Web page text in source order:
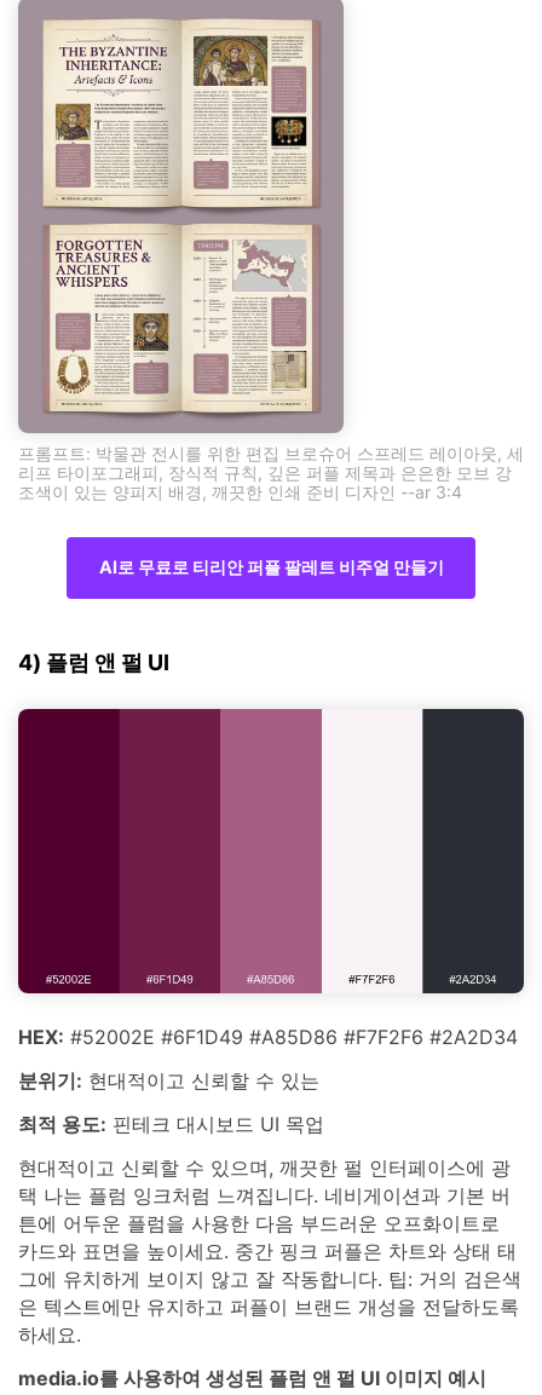
프롬프트: 박물관 전시를 위한 편집 브로슈어 스프레드 레이아웃, 세
리프 타이포그래피, 장식적 규칙, 깊은 퍼플 제목과 은은한 모브 강
조색이 있는 양피지 배경, 깨끗한 인쇄 준비 디자인 --ar 3:4
AI로 무료로 티리안 퍼플 팔레트 비주얼 만들기
4) 플럼 앤 펄 UI
HEX: #52002E #6F1D49 #A85D86 #F7F2F6 #2A2D34
분위기: 현대적이고 신뢰할 수 있는
최적 용도: 핀테크 대시보드 UI 목업
현대적이고 신뢰할 수 있으며, 깨끗한 펄 인터페이스에 광
택 나는 플럼 잉크처럼 느껴집니다. 네비게이션과 기본 버
튼에 어두운 플럼을 사용한 다음 부드러운 오프화이트로
카드와 표면을 높이세요. 중간 핑크 퍼플은 차트와 상태 태
그에 유치하게 보이지 않고 잘 작동합니다. 팁: 거의 검은색
은 텍스트에만 유지하고 퍼플이 브랜드 개성을 전달하도록
하세요.
media.io를 사용하여 생성된 플럼 앤 펄 UI 이미지 예시